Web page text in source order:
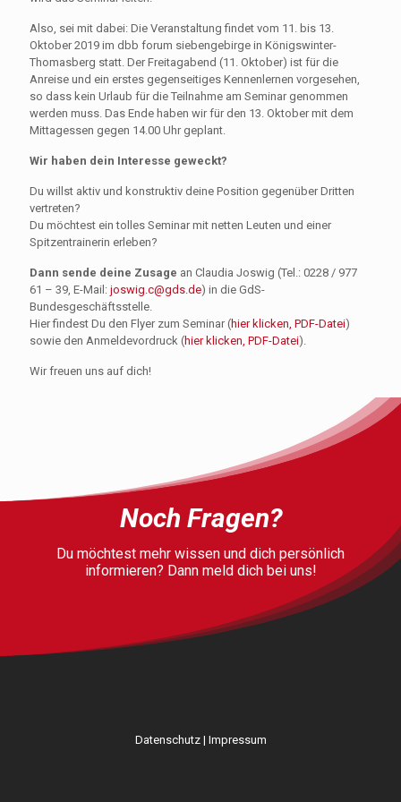
Also, sei mit dabei: Die Veranstaltung findet vom 11. bis 13.
Oktober 2019 im dbb forum siebengebirge in Königswinter-
Thomasberg statt. Der Freitagabend (11. Oktober) ist für die
Anreise und ein erstes gegenseitiges Kennenlernen vorgesehen,
so dass kein Urlaub für die Teilnahme am Seminar genommen
werden muss. Das Ende haben wir für den 13. Oktober mit dem
Mittagessen gegen 14.00 Uhr geplant.
Wir haben dein Interesse geweckt?
Du willst aktiv und konstruktiv deine Position gegenüber Dritten
vertreten?
Du möchtest ein tolles Seminar mit netten Leuten und einer
Spitzentrainerin erleben?
Dann sende deine Zusage an Claudia Joswig (Tel.: 0228 / 977
61 – 39, E-Mail: joswig.c@gds.de) in die GdS-
Bundesgeschäftsstelle.
Hier findest Du den Flyer zum Seminar (hier klicken, PDF-Datei)
sowie den Anmeldevordruck (hier klicken, PDF-Datei).
Wir freuen uns auf dich!
Noch Fragen?
Du möchtest mehr wissen und dich persönlich
informieren? Dann meld dich bei uns!
Datenschutz| Impressum